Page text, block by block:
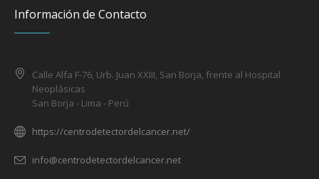
Información de Contacto
Calle Alfa F-76, Urb. Juan XXIII, San Borja, frente al Hospital
Neoplásicas
San Borja - Lima - Perú
https://centrodetectordelcancer.net/
info@centrodetectordelcancer.net